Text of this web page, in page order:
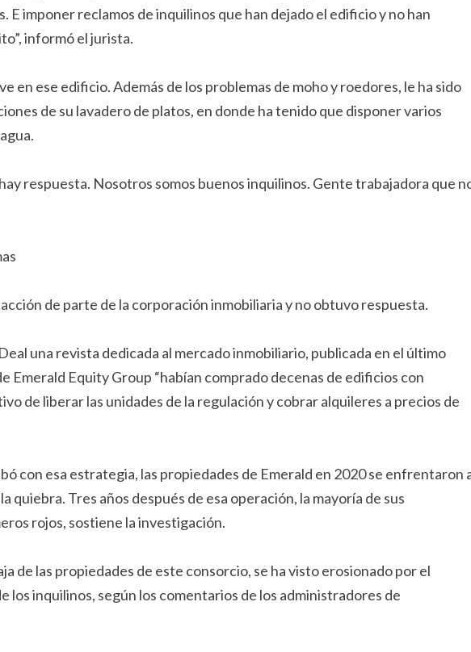
E imponer reclamos de inquilinos que han dejado el edificio y no han
informó el jurista.
en ese edificio. Además de los problemas de moho y roedores, le ha sido
de su lavadero de platos, en donde ha tenido que disponer varios
respuesta. Nosotros somos buenos inquilinos. Gente trabajadora que
de parte de la corporación inmobiliaria y no obtuvo respuesta.
una revista dedicada al mercado inmobiliario, publicada en el último
Emerald Equity Group “habían comprado decenas de edificios con
de liberar las unidades de la regulación y cobrar alquileres a precios de
con esa estrategia, las propiedades de Emerald en 2020 se enfrentaron
quiebra. Tres años después de esa operación, la mayoría de sus
rojos, sostiene la investigación.
de las propiedades de este consorcio, se ha visto erosionado por el
los inquilinos, según los comentarios de los administradores de